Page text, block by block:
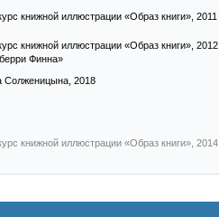
книжной иллюстрации «Образ книги», 2011
книжной иллюстрации «Образ книги», 2012
Финна»
Солженицына, 2018
книжной иллюстрации «Образ книги», 2014